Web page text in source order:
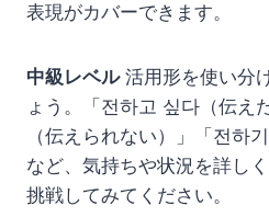
表現がカバーできます。
中級レベル活用形を使い分
ょう。「전하고 싶다（伝え
（伝えられない）」「전하
など、気持ちや状況を詳し
挑戦してみてください。